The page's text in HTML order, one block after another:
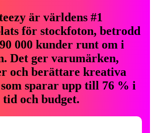
är världens #1
för stockfoton, betrodd
000 kunder runt om i
Det ger varumärken,
och berättare kreativa
sparar upp till 76 % i
tid och budget.